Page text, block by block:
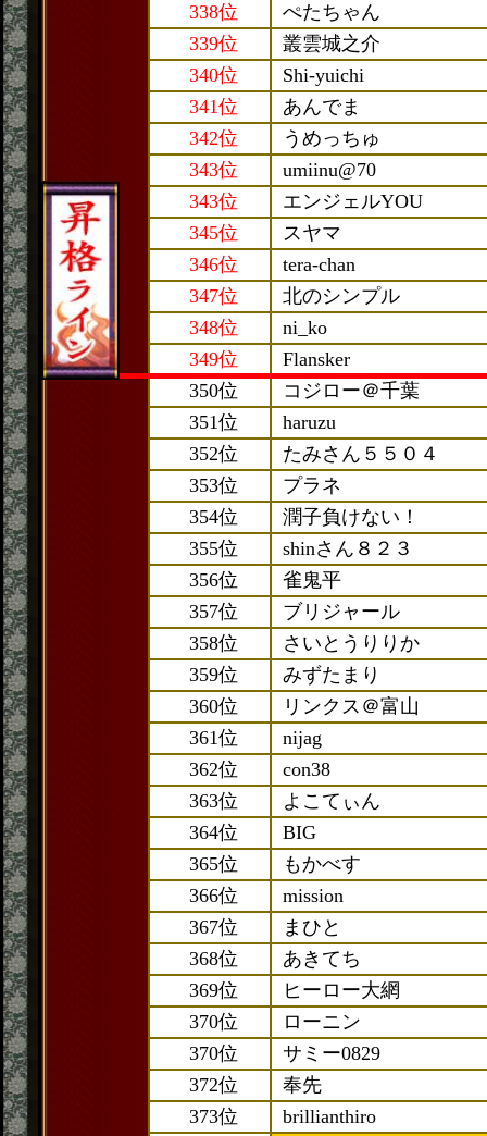
338位
ぺたちゃん
339位
叢雲城之介
340位
Shi-yuichi
341位
あんでま
342位
うめっちゅ
343位
umiinu@70
343位
エンジェルYOU
345位
スヤマ
346位
tera-chan
347位
北のシンプル
348位
ni_ko
349位
Flansker
350位
コジロー＠千葉
351位
haruzu
352位
たみさん５５０４
353位
プラネ
354位
潤子負けない！
355位
shinさん８２３
356位
雀鬼平
357位
ブリジャール
358位
さいとうりりか
359位
みずたまり
360位
リンクス＠富山
361位
nijag
362位
con38
363位
よこてぃん
364位
BIG
365位
もかべす
366位
mission
367位
まひと
368位
あきてち
369位
ヒーロー大網
370位
ローニン
370位
サミー0829
372位
奉先
373位
brillianthiro